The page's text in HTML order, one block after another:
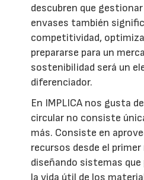
descubren que
envases también
competitividad,
prepararse para un
sostenibilidad será un
diferenciador.
En IMPLICA nos gusta
circular no consiste
más. Consiste en
recursos desde el
diseñando sistemas
la vida útil de los